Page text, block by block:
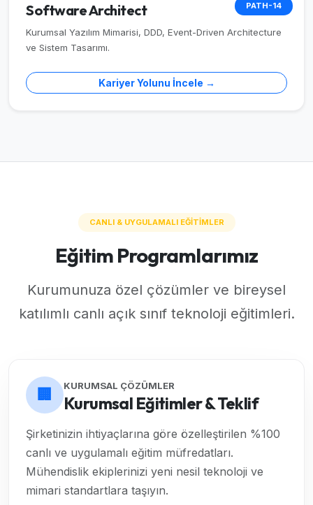
PATH-14
Software Architect
Kurumsal Yazılım Mimarisi, DDD, Event-Driven Architecture
ve Sistem Tasarımı.
Kariyer Yolunu İncele →
CANLI & UYGULAMALI EĞİTİMLER
Eğitim Programlarımız
Kurumunuza özel çözümler ve bireysel
katılımlı canlı açık sınıf teknoloji eğitimleri.
🏢 KURUMSAL ÇÖZÜMLER
Kurumsal Eğitimler & Teklif
Şirketinizin ihtiyaçlarına göre özelleştirilen %100
canlı ve uygulamalı eğitim müfredatları.
Mühendislik ekiplerinizi yeni nesil teknoloji ve
mimari standartlara taşıyın.